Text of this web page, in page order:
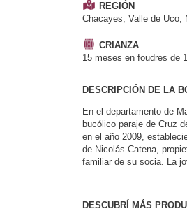
REGIÓN
Chacayes, Valle de Uco,
CRIANZA
15 meses en foudres de
DESCRIPCIÓN DE LA
En el departamento de
bucólico paraje de Cruz
en el año 2009,
de Nicolás Catena,
familiar de su socia. La
DESCUBRÍ MÁS